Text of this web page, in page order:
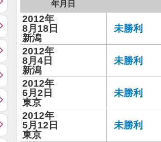
年月日
2012年
8月18日
新潟
未勝利
2012年
8月4日
新潟
未勝利
2012年
6月2日
東京
未勝利
2012年
5月12日
東京
未勝利